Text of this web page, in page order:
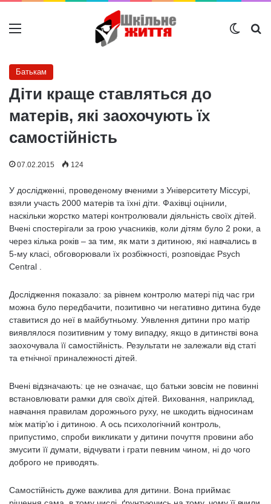
Меню
Батькам
Діти краще ставляться до
матерів, які заохочують їх
самостійність
07.02.2015 124
У дослідженні, проведеному вченими з Університету Міссурі,
взяли участь 2000 матерів та їхні діти. Фахівці оцінили,
наскільки жорстко матері контролювали діяльність своїх дітей.
Вчені спостерігали за грою учасників, коли дітям було 2 роки, а
через кілька років – за тим, як мати з дитиною, які навчались в
5-му класі, обговорювали їх розбіжності, розповідає Psych
Central .
Дослідження показало: за рівнем контролю матері під час гри
можна було передбачити, позитивно чи негативно дитина буде
ставитися до неї в майбутньому. Уявлення дитини про матір
виявлялося позитивним у тому випадку, якщо в дитинстві вона
заохочувала її самостійність. Результати не залежали від статі
та етнічної приналежності дітей.
Вчені відзначають: це не означає, що батьки зовсім не повинні
встановлювати рамки для своїх дітей. Виховання, наприклад,
навчання правилам дорожнього руху, не шкодить відносинам
між матір’ю і дитиною. А ось психологічний контроль,
припустимо, спроби викликати у дитини почуття провини або
змусити її думати, відчувати і грати певним чином, ні до чого
доброго не приводять.
Самостійність дуже важлива для дитини. Вона приймає